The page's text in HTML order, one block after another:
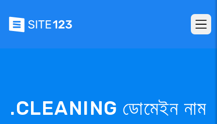
.CLEANING ডোমেইন নাম